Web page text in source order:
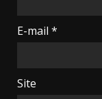
E-mail *
Site